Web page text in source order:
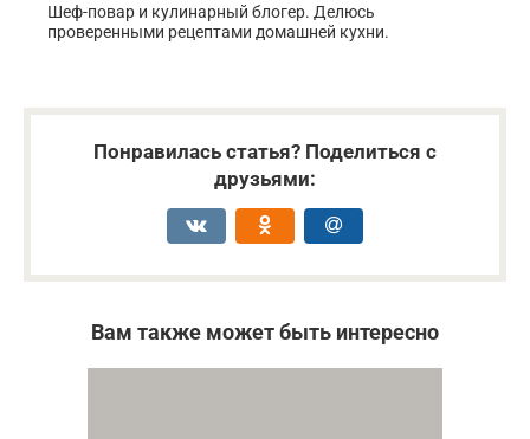
Шеф-повар и кулинарный блогер. Делюсь
проверенными рецептами домашней кухни.
Понравилась статья? Поделиться с
друзьями:
Вам также может быть интересно